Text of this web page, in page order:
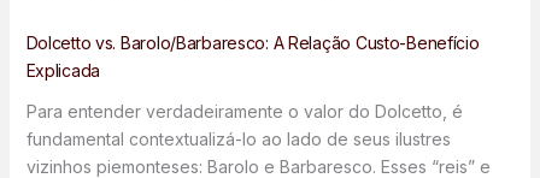
Dolcetto vs. Barolo/Barbaresco: A Relação Custo-Benefício
Explicada
Para entender verdadeiramente o valor do Dolcetto, é
fundamental contextualizá-lo ao lado de seus ilustres
vizinhos piemonteses: Barolo e Barbaresco. Esses “reis” e